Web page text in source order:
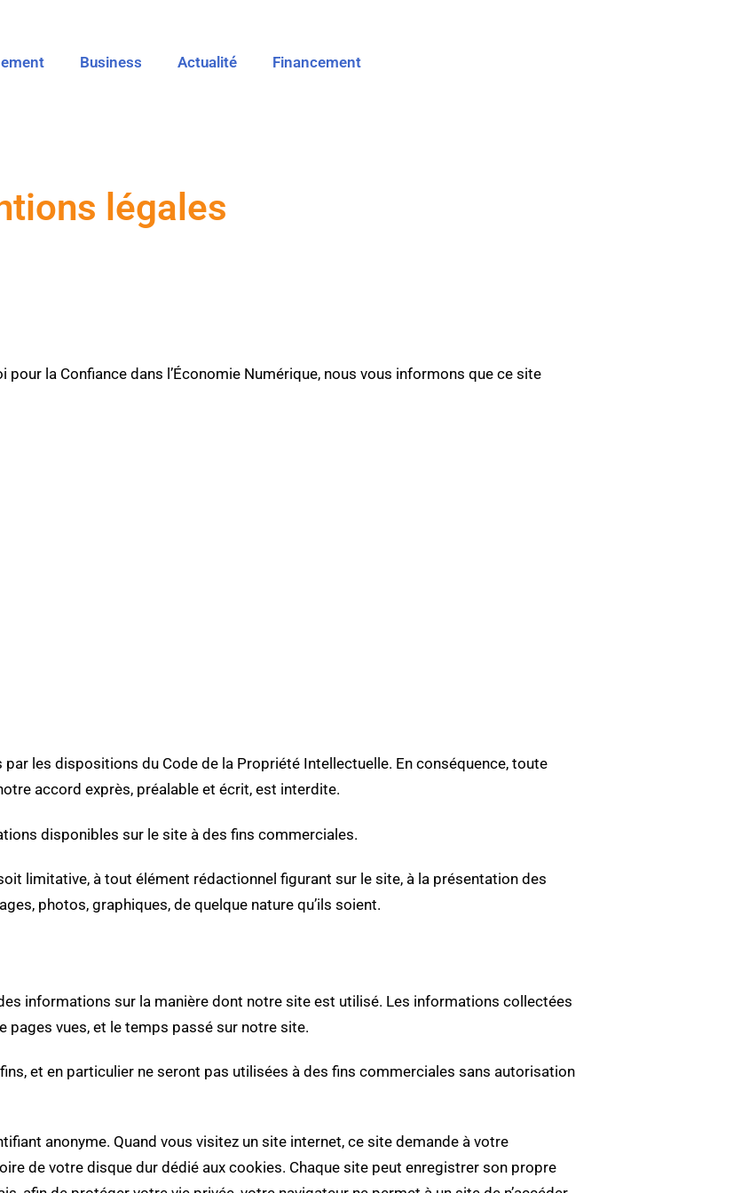
Business Actualité Financement
légales
la Confiance dans l’Économie Numérique, nous vous informons que ce site
les dispositions du Code de la Propriété Intellectuelle. En conséquence, toute
accord exprès, préalable et écrit, est interdite.
disponibles sur le site à des fins commerciales.
limitative, à tout élément rédactionnel figurant sur le site, à la présentation des
photos, graphiques, de quelque nature qu’ils soient.
informations sur la manière dont notre site est utilisé. Les informations collectées
pages vues, et le temps passé sur notre site.
et en particulier ne seront pas utilisées à des fins commerciales sans autorisation
anonyme. Quand vous visitez un site internet, ce site demande à votre
de votre disque dur dédié aux cookies. Chaque site peut enregistrer son propre